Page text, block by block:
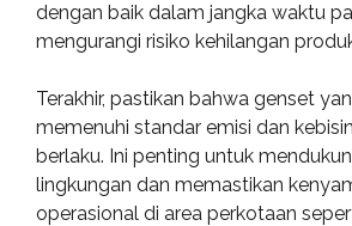
dengan baik dalam jangka waktu
mengurangi risiko kehilangan
Terakhir, pastikan bahwa genset
memenuhi standar emisi dan
berlaku. Ini penting untuk
lingkungan dan memastikan
operasional di area perkotaan